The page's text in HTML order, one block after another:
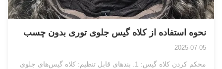
نحوه استفاده از کلاه گیس جلوی توری بدون چسب
2025-07-05
محکم کردن کلاه گیس: 1. بندهای قابل تنظیم: کلاه گیس‌های جلوی